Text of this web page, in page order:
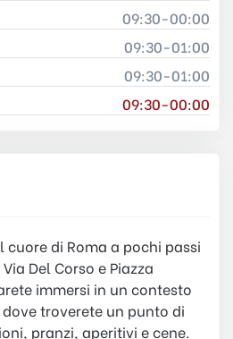
09:30-00:00
09:30-01:00
09:30-01:00
09:30-00:00
cuore di Roma a pochi passi
Del Corso e Piazza
immersi in un contesto
troverete un punto di
pranzi, aperitivi e cene.